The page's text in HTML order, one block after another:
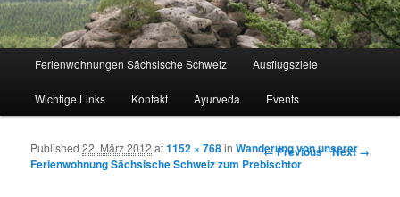
Skip to primary content
Skip to secondary content
Ferienwohnungen Sächsische Schweiz Ausflugsziele
Wichtige Links Kontakt Ayurveda Events
Image navigation
← Previous Next →
Published22. März 2012 at1152 × 768inWanderung von unserer
Ferienwohnung Sächsische Schweiz zum Prebischtor